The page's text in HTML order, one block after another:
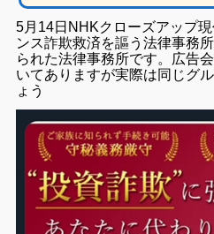
5月14日NHKクローズアップ
ンス詐欺救済を謳う法律事務
られた法律事務所です。広告
いてありますが実際は同じグ
ょう